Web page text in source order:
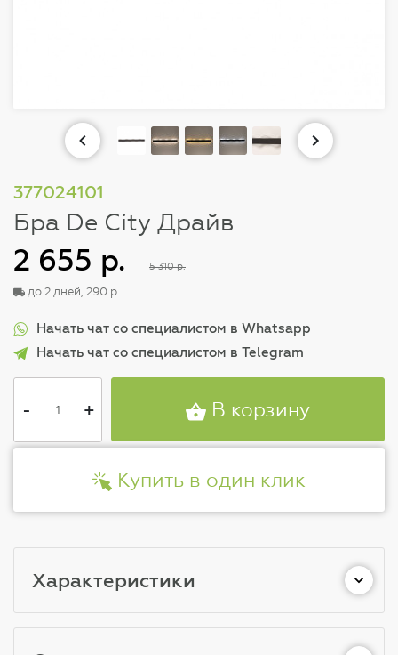
377024101
Бра De City Драйв
2 655 р. 5 310 р.
до 2 дней, 290 р.
Начать чат со специалистом в Whatsapp
Начать чат со специалистом в Telegram
- + В корзину
Купить в один клик
Характеристики